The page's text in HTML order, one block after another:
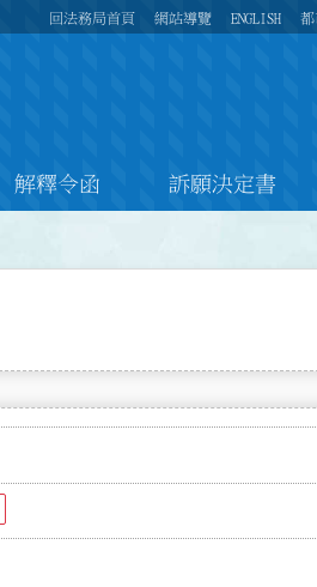
回法務局首頁 網站導覽 ENGLISH 都
解釋令函 訴願決定書